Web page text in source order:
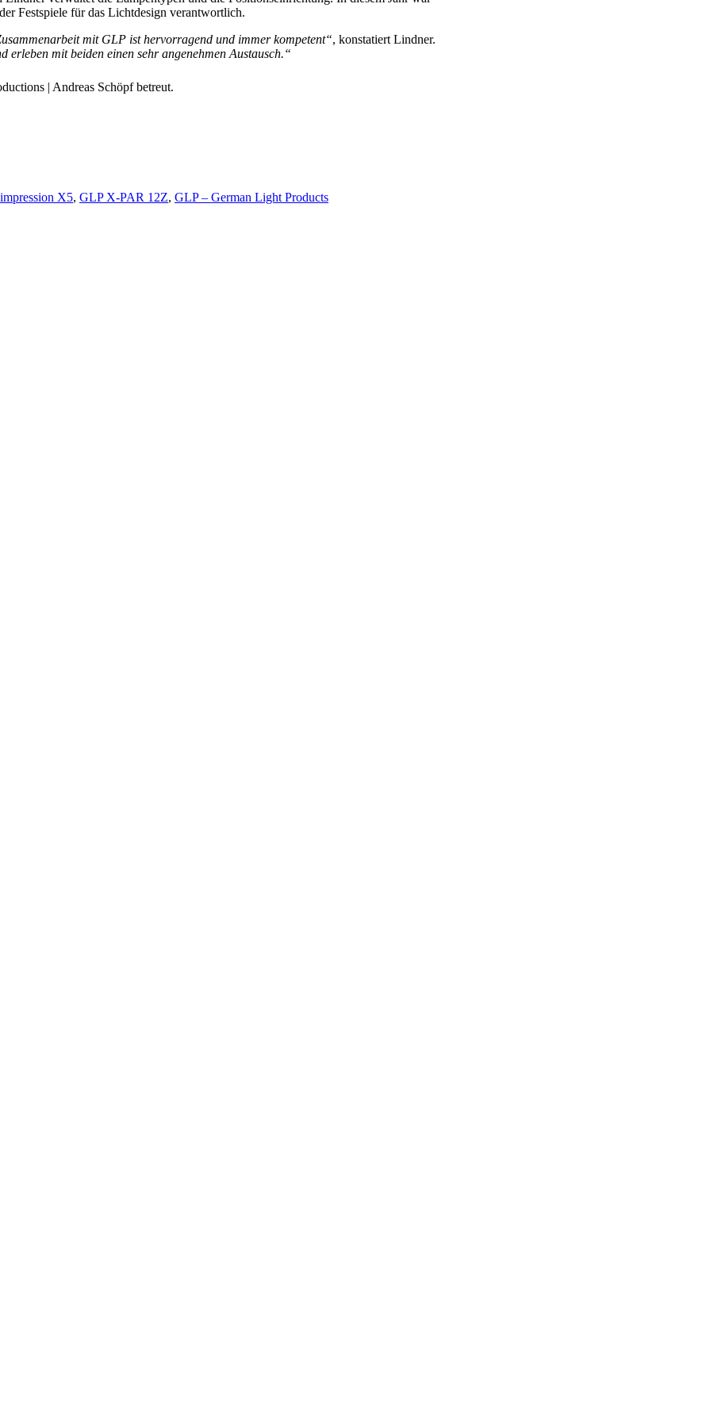
Festspiele für das Lichtdesign verantwortlich.
mit GLP ist hervorragend und immer kompetent“, konstatiert Lindner.
erleben mit beiden einen sehr angenehmen Austausch.“
| Andreas Schöpf betreut.
X5, GLP X-PAR 12Z, GLP – German Light Products